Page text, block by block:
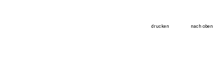
drucken nach oben